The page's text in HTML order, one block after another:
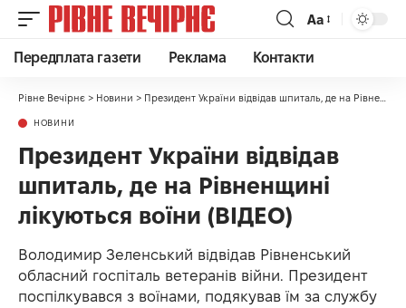
Аа
Передплата газети Реклама Контакти
Рівне Вечірнє > Новини > Президент України відвідав шпиталь, де на Рівненщині лікуються воїни (ВІДЕО)
НОВИНИ
Президент України відвідав
шпиталь, де на Рівненщині
лікуються воїни (ВІДЕО)
Володимир Зеленський відвідав Рівненський
обласний госпіталь ветеранів війни. Президент
поспілкувався з воїнами, подякував їм за службу